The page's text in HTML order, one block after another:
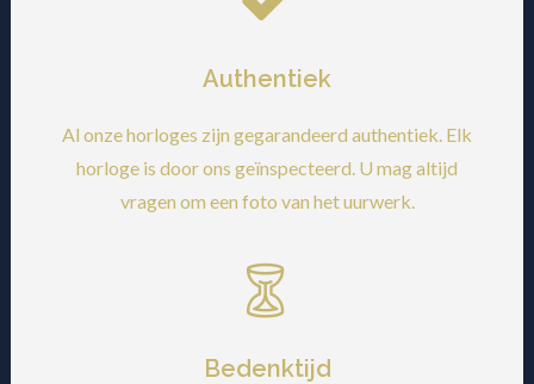
Authentiek
Al onze horloges zijn gegarandeerd authentiek. Elk
horloge is door ons geïnspecteerd. U mag altijd
vragen om een foto van het uurwerk.
Bedenktijd